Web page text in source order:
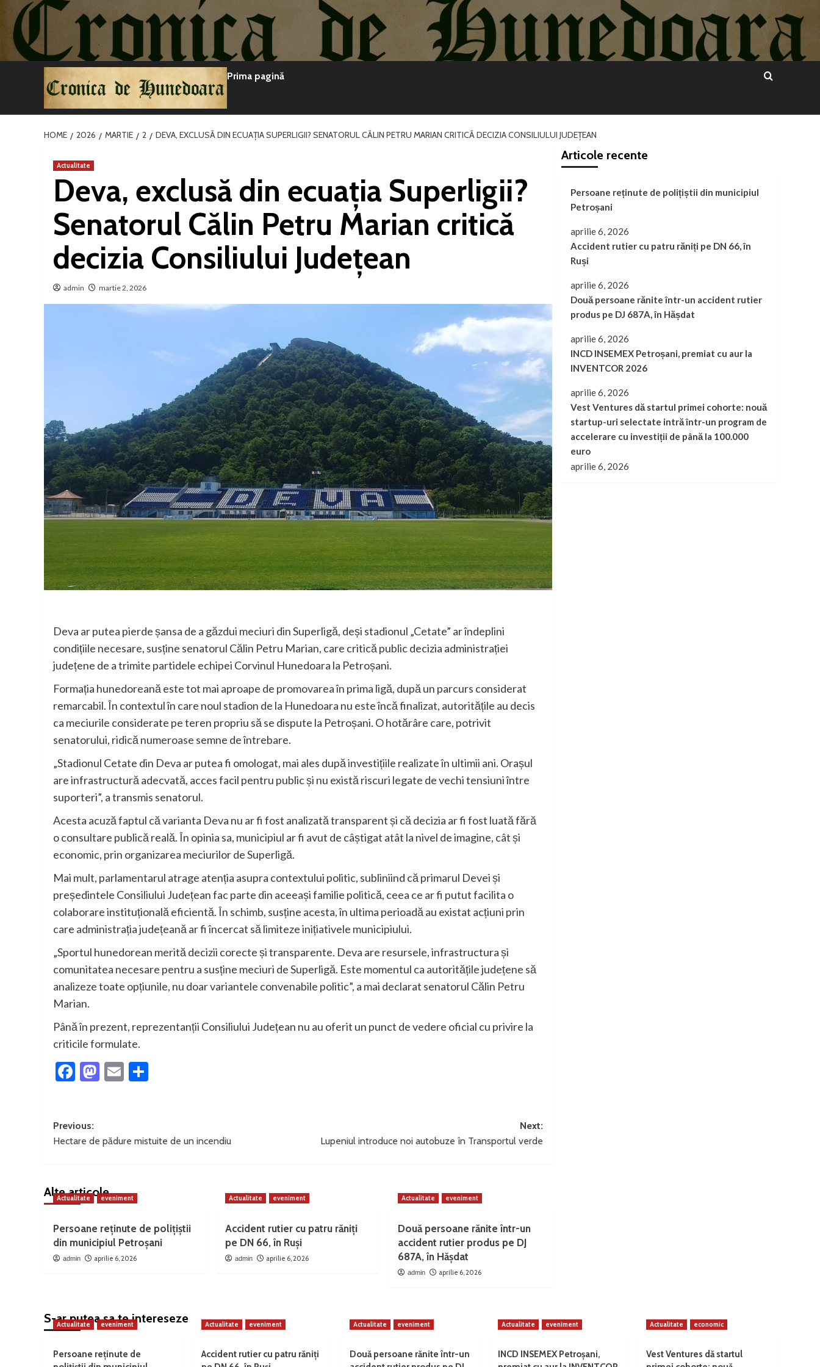
conținut
Prima pagină
HOME 2026 MARTIE 2 DEVA, EXCLUSĂ DIN ECUAȚIA SUPERLIGII? SENATORUL CĂLIN PETRU MARIAN CRITICĂ DECIZIA CONSILIULUI JUDEȚEAN
Actualitate
Deva, exclusă din ecuația Superligii?
Senatorul Călin Petru Marian critică
decizia Consiliului Județean
admin martie 2, 2026
Deva ar putea pierde șansa de a găzdui meciuri din Superligă, deși stadionul „Cetate” ar îndeplini
condițiile necesare, susține senatorul Călin Petru Marian, care critică public decizia administrației
județene de a trimite partidele echipei Corvinul Hunedoara la Petroșani.
Formația hunedoreană este tot mai aproape de promovarea în prima ligă, după un parcurs considerat
remarcabil. În contextul în care noul stadion de la Hunedoara nu este încă finalizat, autoritățile au decis
ca meciurile considerate pe teren propriu să se dispute la Petroșani. O hotărâre care, potrivit
senatorului, ridică numeroase semne de întrebare.
„Stadionul Cetate din Deva ar putea fi omologat, mai ales după investițiile realizate în ultimii ani. Orașul
are infrastructură adecvată, acces facil pentru public și nu există riscuri legate de vechi tensiuni între
suporteri”, a transmis senatorul.
Acesta acuză faptul că varianta Deva nu ar fi fost analizată transparent și că decizia ar fi fost luată fără
o consultare publică reală. În opinia sa, municipiul ar fi avut de câștigat atât la nivel de imagine, cât și
economic, prin organizarea meciurilor de Superligă.
Mai mult, parlamentarul atrage atenția asupra contextului politic, subliniind că primarul Devei și
președintele Consiliului Județean fac parte din aceeași familie politică, ceea ce ar fi putut facilita o
colaborare instituțională eficientă. În schimb, susține acesta, în ultima perioadă au existat acțiuni prin
care administrația județeană ar fi încercat să limiteze inițiativele municipiului.
„Sportul hunedorean merită decizii corecte și transparente. Deva are resursele, infrastructura și
comunitatea necesare pentru a susține meciuri de Superligă. Este momentul ca autoritățile județene să
analizeze toate opțiunile, nu doar variantele convenabile politic”, a mai declarat senatorul Călin Petru
Marian.
Până în prezent, reprezentanții Consiliului Județean nu au oferit un punct de vedere oficial cu privire la
criticile formulate.
Facebook
Mastodon
Email
Post
navigation
Previous:
Hectare de pădure mistuite de un incendiu
Next:
Lupeniul introduce noi autobuze în Transportul verde
Alte articole
Actualitate eveniment
Persoane reținute de polițiștii
din municipiul Petroșani
admin aprilie 6, 2026
Actualitate eveniment
Accident rutier cu patru răniți
pe DN 66, în Ruși
admin aprilie 6, 2026
Actualitate eveniment
Două persoane rănite într-un
accident rutier produs pe DJ
687A, în Hășdat
admin aprilie 6, 2026
Articole recente
Persoane reținute de polițiștii din municipiul
Petroșani
aprilie 6, 2026
Accident rutier cu patru răniți pe DN 66, în
Ruși
aprilie 6, 2026
Două persoane rănite într-un accident rutier
produs pe DJ 687A, în Hășdat
aprilie 6, 2026
INCD INSEMEX Petroșani, premiat cu aur la
INVENTCOR 2026
aprilie 6, 2026
Vest Ventures dă startul primei cohorte: nouă
startup-uri selectate intră într-un program de
accelerare cu investiții de până la 100.000
euro
aprilie 6, 2026
S-ar putea sa te intereseze
Actualitate eveniment
Persoane reținute de
Actualitate eveniment
Accident rutier cu patru răniți
Actualitate eveniment
Două persoane rănite într-un
Actualitate eveniment
INCD INSEMEX Petroșani,
Actualitate economic
Vest Ventures dă startul